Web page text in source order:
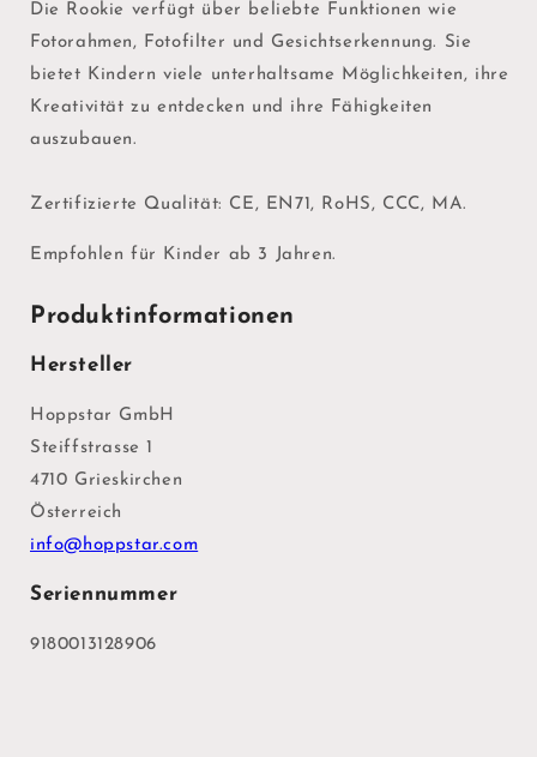
Die Rookie verfügt über beliebte Funktionen wie
Fotorahmen, Fotofilter und Gesichtserkennung. Sie
bietet Kindern viele unterhaltsame Möglichkeiten, ihre
Kreativität zu entdecken und ihre Fähigkeiten
auszubauen.
Zertifizierte Qualität: CE, EN71, RoHS, CCC, MA.
Empfohlen für Kinder ab 3 Jahren.
Produktinformationen
Hersteller
Hoppstar GmbH
Steiffstrasse 1
4710 Grieskirchen
Österreich
info@hoppstar.com
Seriennummer
9180013128906